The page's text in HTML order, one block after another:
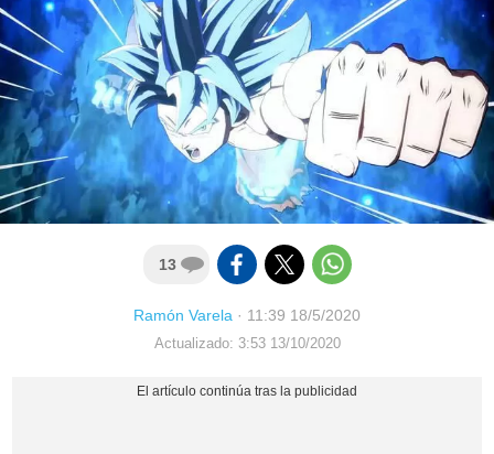
13
Ramón Varela · 11:39 18/5/2020
Actualizado: 3:53 13/10/2020